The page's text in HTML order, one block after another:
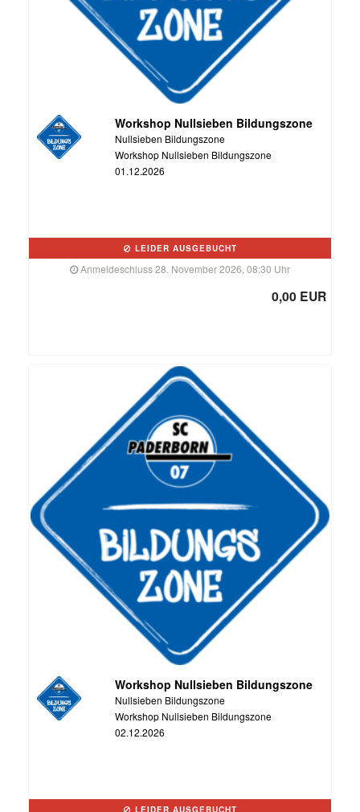
Workshop Nullsieben Bildungszone
Nullsieben Bildungszone
Workshop Nullsieben Bildungszone
01.12.2026
LEIDER AUSGEBUCHT
Anmeldeschluss 28. November 2026, 08:30 Uhr
0,00 EUR
Workshop Nullsieben Bildungszone
Nullsieben Bildungszone
Workshop Nullsieben Bildungszone
02.12.2026